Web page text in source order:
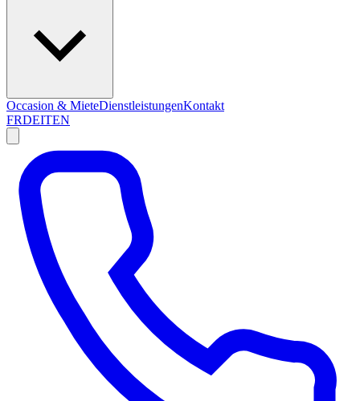
Occasion & MieteDienstleistungenKontakt
FRDEITEN